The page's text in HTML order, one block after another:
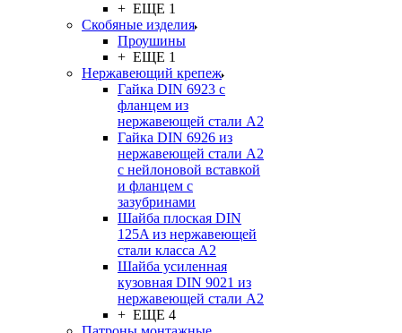
+ ЕЩЕ 1
Скобяные изделия
Проушины
+ ЕЩЕ 1
Нержавеющий крепеж
Гайка DIN 6923 с
фланцем из
нержавеющей стали А2
Гайка DIN 6926 из
нержавеющей стали А2
с нейлоновой вставкой
и фланцем с
зазубринами
Шайба плоская DIN
125A из нержавеющей
стали класса A2
Шайба усиленная
кузовная DIN 9021 из
нержавеющей стали А2
+ ЕЩЕ 4